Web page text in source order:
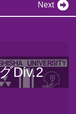
Next
Div.2